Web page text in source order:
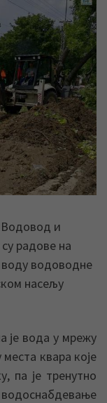
и
радове на
воду водоводне
насељу
је вода у мрежу
квара које
па је тренутно